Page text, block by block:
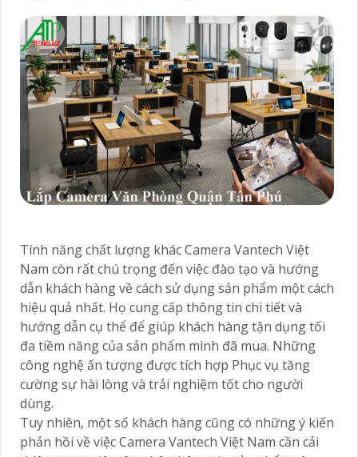
Tính năng chất lượng khác Camera Vantech Việt
Nam còn rất chú trọng đến việc đào tạo và hướng
dẫn khách hàng về cách sử dụng sản phẩm một cách
hiệu quả nhất. Họ cung cấp thông tin chi tiết và
hướng dẫn cụ thể để giúp khách hàng tận dụng tối
đa tiềm năng của sản phẩm mình đã mua. Những
công nghệ ấn tượng được tích hợp Phục vụ tăng
cường sự hài lòng và trải nghiệm tốt cho người
dùng.
Tuy nhiên, một số khách hàng cũng có những ý kiến
phản hồi về việc Camera Vantech Việt Nam cần cải